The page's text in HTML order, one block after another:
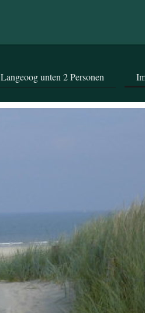
Langeoog unten 2 Personen